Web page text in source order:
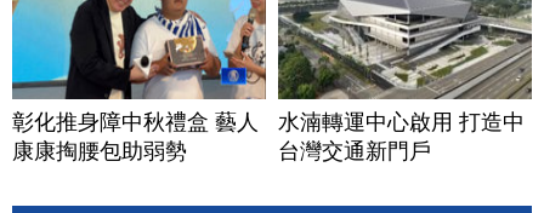
彰化推身障中秋禮盒 藝人
康康掏腰包助弱勢
水湳轉運中心啟用 打造中
台灣交通新門戶